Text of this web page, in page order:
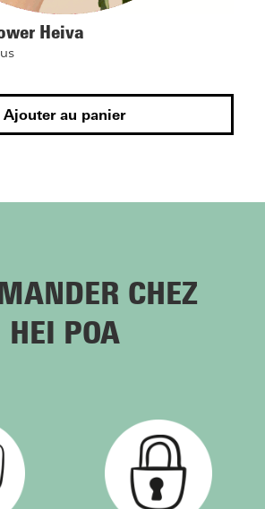
Heiva
Ajouter au panier
CHEZ
HEI POA